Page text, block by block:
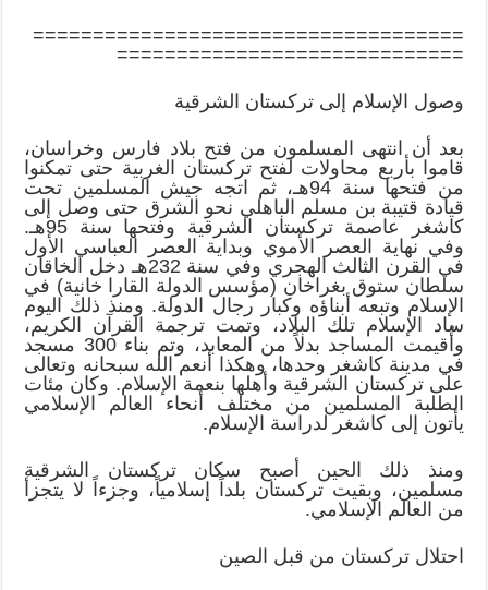
====================================
=============================
وصول الإسلام إلى تركستان الشرقية
بعد أن انتهى المسلمون من فتح بلاد فارس وخراسان،
قاموا بأربع محاولات لفتح تركستان الغربية حتى تمكنوا
من فتحها سنة 94هـ، ثم اتجه جيش المسلمين تحت
قيادة قتيبة بن مسلم الباهلي نحو الشرق حتى وصل إلى
كاشغر عاصمة تركستان الشرقية وفتحها سنة 95هـ.
وفي نهاية العصر الأموي وبداية العصر العباسي الأول
في القرن الثالث الهجري وفي سنة 232هـ دخل الخاقان
سلطان ستوق بغراخان (مؤسس الدولة القارا خانية) في
الإسلام وتبعه أبناؤه وكبار رجال الدولة. ومنذ ذلك اليوم
ساد الإسلام تلك البلاد، وتمت ترجمة القرآن الكريم،
وأُقيمت المساجد بدلاً من المعابد، وتم بناء 300 مسجد
في مدينة كاشغر وحدها، وهكذا أنعم الله سبحانه وتعالى
على تركستان الشرقية وأهلها بنعمة الإسلام. وكان مئات
الطلبة المسلمين من مختلف أنحاء العالم الإسلامي
يأتون إلى كاشغر لدراسة الإسلام.
ومنذ ذلك الحين أصبح سكان تركستان الشرقية
مسلمين، وبقيت تركستان بلداً إسلامياً، وجزءاً لا يتجزأ
من العالم الإسلامي.
احتلال تركستان من قبل الصين